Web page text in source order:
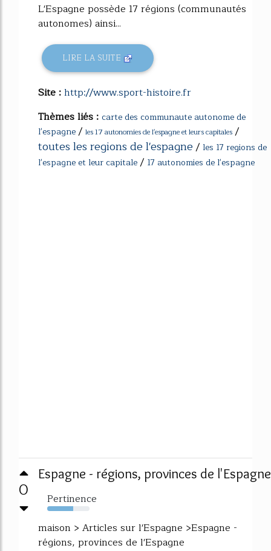
L'Espagne possède 17 régions (communautés
autonomes) ainsi...
LIRE LA SUITE
Site :http://www.sport-histoire.fr
Thèmes liés : carte des communaute autonome de
l'espagne/ les 17 autonomies de l'espagne et leurs capitales /
toutes les regions de l'espagne/ les 17 regions de
l'espagne et leur capitale/ 17 autonomies de l'espagne
0
Espagne - régions, provinces de l'Espagne
Pertinence
62%
maison > Articles sur l'Espagne >Espagne -
régions, provinces de l'Espagne